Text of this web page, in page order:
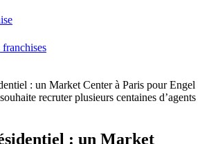
: un Market Center à Paris pour Engel
recruter plusieurs centaines d’agents
: un Market